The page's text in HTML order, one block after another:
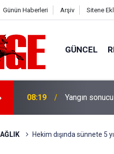
Günün Haberleri Arşiv Sitene
GÜNCEL
08:19 Yangın
Hekim dışında sünnete 5